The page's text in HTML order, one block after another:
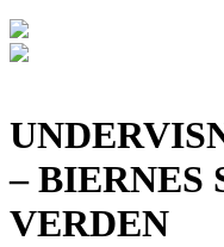
– BIERNES
VERDEN